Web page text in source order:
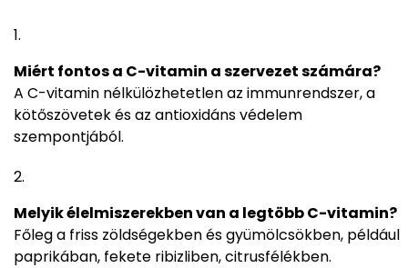
Miért fontos a C-vitamin a szervezet számára?
A C-vitamin nélkülözhetetlen az immunrendszer, a
kötőszövetek és az antioxidáns védelem
szempontjából.
Melyik élelmiszerekben van a legtöbb C-vitamin?
Főleg a friss zöldségekben és gyümölcsökben, például
paprikában, fekete ribizliben, citrusfélékben.